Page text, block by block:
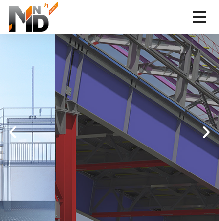
PROJET NATIONAL
MINnD Saison 2
Un budget de 5M d'euros
Administré par l'IREX